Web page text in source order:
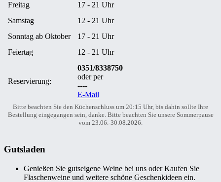
Freitag
17 - 21 Uhr
Samstag
12 - 21 Uhr
Sonntag ab Oktober
17 - 21 Uhr
Feiertag
12 - 21 Uhr
Reservierung:
0351/8338750
oder per
----
E-Mail
Bitte beachten Sie den Küchenschluss um 20:15 Uhr, bis dahin sollte Ihre
Bestellung eingegangen sein, danke. Bitte beachten Sie unsere Sommerpause
vom 23.06.-30.08.2026.
Gutsladen
Genießen Sie gutseigene Weine bei uns oder Kaufen Sie
Flaschenweine und weitere schöne Geschenkideen ein.